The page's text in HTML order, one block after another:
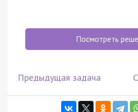
Посмотреть
Предыдущая задача